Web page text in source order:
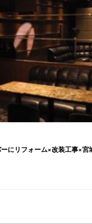
にリフォーム×改装工事×宮